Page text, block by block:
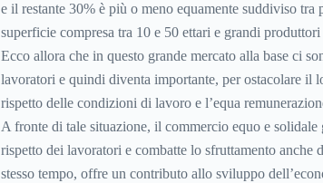
e il restante 30% è più o meno equamente suddiviso tra
superficie compresa tra 10 e 50 ettari e grandi
Ecco allora che in questo grande mercato alla base ci
lavoratori e quindi diventa importante, per ostacolare il
rispetto delle condizioni di lavoro e l’equa
A fronte di tale situazione, il commercio equo e solidale
rispetto dei lavoratori e combatte lo sfruttamento anche
stesso tempo, offre un contributo allo sviluppo